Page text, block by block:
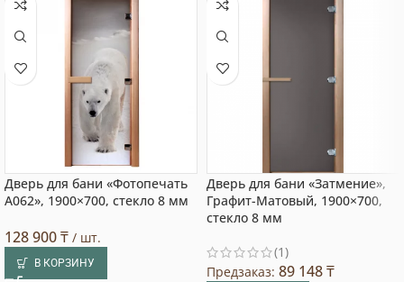
Дверь для бани «Фотопечать
А062», 1900×700, стекло 8 мм
128 900₸ / шт.
В КОРЗИНУ
Дверь для бани «Затмение»,
Графит-Матовый, 1900×700,
стекло 8 мм
(1)
Предзаказ: 89 148₸